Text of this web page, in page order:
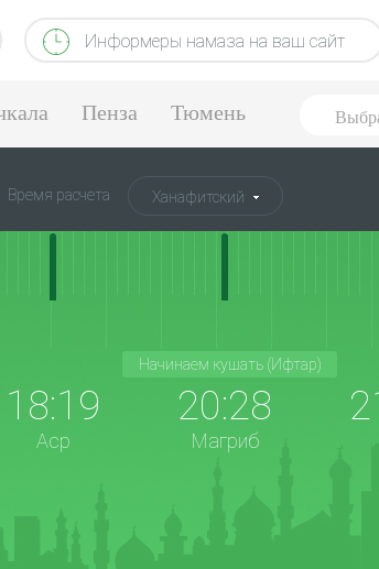
Информеры намаза на ваш сайт
Пенза Тюмень
Время расчета Ханафитский
18:19
Аср
Начинаем кушать (Ифтар)
20:28
Магриб